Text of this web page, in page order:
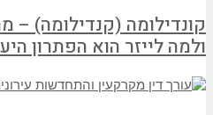
קונדילומה (קנדילומה) –
ולמה לייזר הוא הפתרון